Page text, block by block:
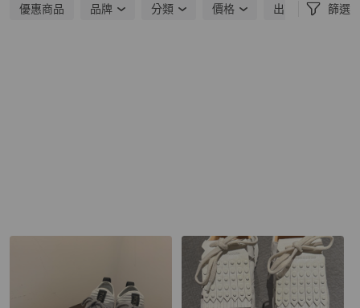
優惠商品 品牌 分類 價格 出貨地點 篩選